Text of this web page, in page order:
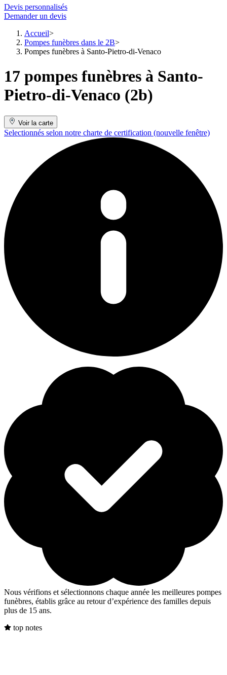
Devis personnalisés
Demander un devis
Accueil
Pompes funèbres dans le 2B
Pompes funèbres à Santo-Pietro-di-Venaco
17 pompes funèbres à Santo-
Pietro-di-Venaco (2b)
Voir la carte
Selectionnés selon notre charte de certification (nouvelle fenêtre)
Nous vérifions et sélectionnons chaque année les meilleures pompes
funèbres, établis grâce au retour d’expérience des familles depuis
plus de 15 ans.
top notes